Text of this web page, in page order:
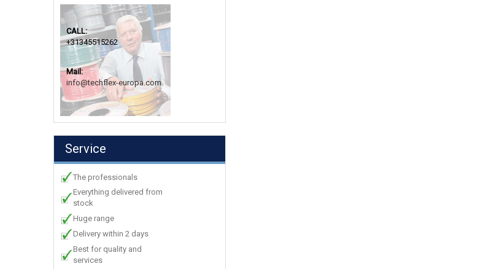
CALL:
+31345515262
Mail:
info@techflex-europa.com
Service
The professionals
Everything delivered from
stock
Huge range
Delivery within 2 days
Best for quality and
services